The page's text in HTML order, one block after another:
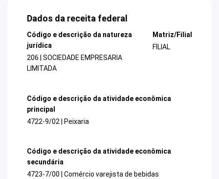
Dados da receita federal
Código e descrição da natureza
jurídica
206 | SOCIEDADE EMPRESARIA
LIMITADA
Matriz/Filial
FILIAL
Código e descrição da atividade econômica
principal
4722-9/02 | Peixaria
Código e descrição da atividade econômica
secundária
4723-7/00 | Comércio varejista de bebidas